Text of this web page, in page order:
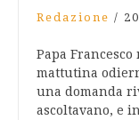
Redazione /
Papa
mattutina
una domanda
ascoltavano, e